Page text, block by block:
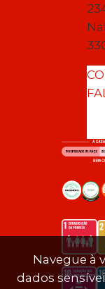
Navegue à
dados